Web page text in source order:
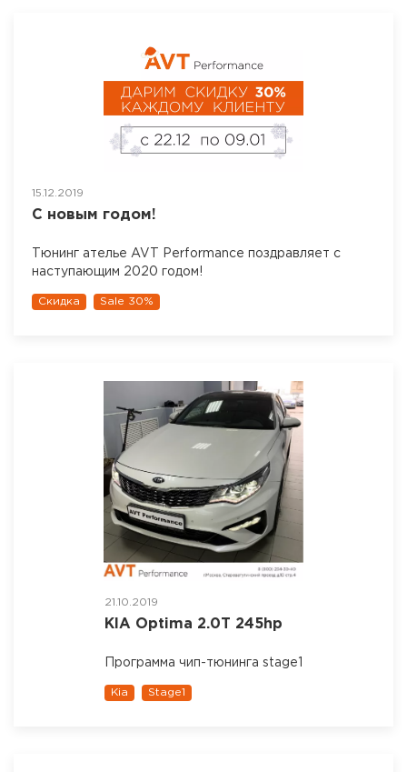
15.12.2019
С новым годом!
Тюнинг ателье AVT Performance поздравляет с
наступающим 2020 годом!
Скидка Sale 30%
21.10.2019
KIA Optima 2.0T 245hp
Программа чип-тюнинга stage1
Kia Stage1